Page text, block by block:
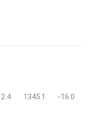
2.4 1345.1 -16.0